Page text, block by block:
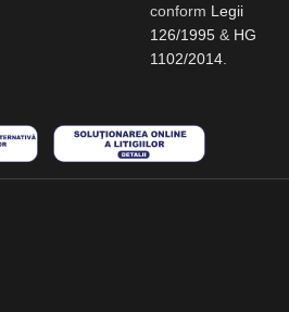
conform Legii
126/1995& HG
1102/2014.